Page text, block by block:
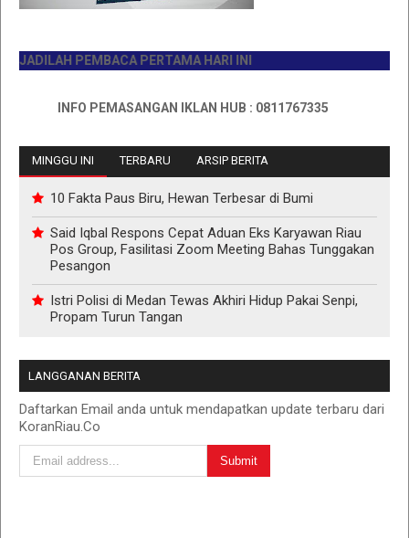
PEMBACA PERTAMA HARI INI
INFO PEMASANGAN IKLAN HUB : 0811767335
MINGGU INI TERBARU ARSIP BERITA
10 Fakta Paus Biru, Hewan Terbesar di Bumi
Said Iqbal Respons Cepat Aduan Eks Karyawan Riau
Pos Group, Fasilitasi Zoom Meeting Bahas Tunggakan
Pesangon
Istri Polisi di Medan Tewas Akhiri Hidup Pakai Senpi,
Propam Turun Tangan
LANGGANAN BERITA
Daftarkan Email anda untuk mendapatkan update terbaru dari
KoranRiau.Co